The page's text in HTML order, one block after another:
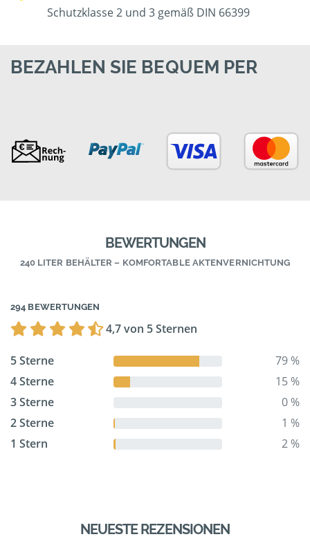
Schutzklasse 2 und 3 gemäß DIN 66399
BEZAHLEN SIE BEQUEM PER
BEWERTUNGEN
240 LITER BEHÄLTER – KOMFORTABLE AKTENVERNICHTUNG
294 BEWERTUNGEN
4,7 von 5 Sternen
5 Sterne
79 %
4 Sterne
15 %
3 Sterne
0 %
2 Sterne
1 %
1 Stern
2 %
NEUESTE REZENSIONEN